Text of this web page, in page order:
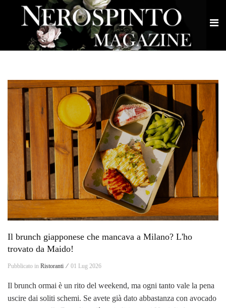
Il brunch giapponese che mancava a Milano? L'ho
trovato da Maido!
Pubblicato in Ristoranti ⁄ 01 Lug 2026
Il brunch ormai è un rito del weekend, ma ogni tanto vale la pena
uscire dai soliti schemi. Se avete già dato abbastanza con avocado